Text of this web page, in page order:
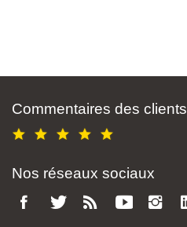
Commentaires des clients
Nos réseaux sociaux